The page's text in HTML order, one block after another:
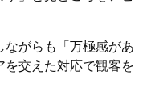
ながらも「万極感があ
を交えた対応で観客を